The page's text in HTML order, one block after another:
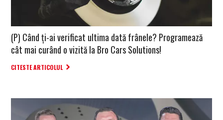
(P) Când ți-ai verificat ultima dată frânele? Programează
cât mai curând o vizită la Bro Cars Solutions!
CITESTE ARTICOLUL